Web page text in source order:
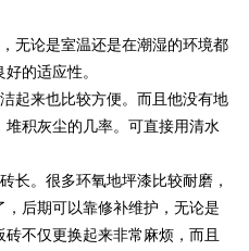
无论是室温还是在潮湿的环境都
的适应性。
起来也比较方便。而且他没有地
积灰尘的几率。可直接用清水
长。很多环氧地坪漆比较耐磨，
后期可以靠修补维护，无论是
不仅更换起来非常麻烦，而且